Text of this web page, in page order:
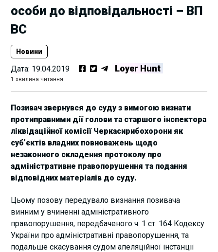
особи до відповідальності – ВП
ВС
Новини
Дата: 19.04.2019 Loyer Hunt
1 хвилина читання
Позивач звернувся до суду з вимогою визнати
протиправними дії голови та старшого інспектора
ліквідаційної комісії Черкасирибохорони як
суб’єктів владних повноважень щодо
незаконного складення протоколу про
адміністративне правопорушення та подання
відповідних матеріалів до суду.
Цьому позову передувало визнання позивача
винним у вчиненні адміністративного
правопорушення, передбаченого ч. 1 ст. 164 Кодексу
України про адміністративні правопорушення, та
подальше скасування судом апеляційної інстанції